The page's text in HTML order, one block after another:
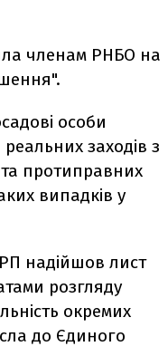
членам РНБО на
особи
заходів з
та протиправних
випадків у
надійшов лист
розгляду
окремих
до Єдиного